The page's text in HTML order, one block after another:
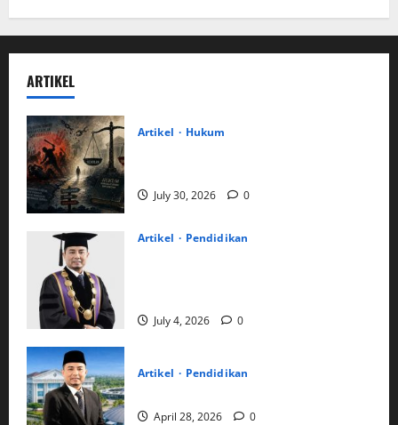
ARTIKEL
Artikel Hukum
July 30, 2026 0
Artikel Pendidikan
July 4, 2026 0
Artikel Pendidikan
April 28, 2026 0